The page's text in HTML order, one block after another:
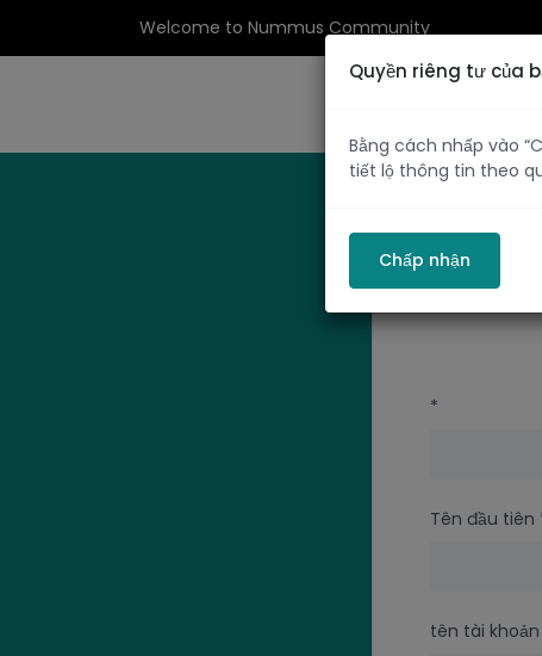
Welcome to Nummus Community
*
Tên đầu tiên
tên tài khoản
Quyền riêng tư của
Bằng cách nhấp vào
tiết lộ thông tin theo
Chấp nhận